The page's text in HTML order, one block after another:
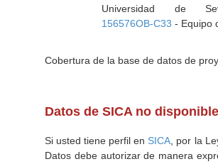
Universidad de
156576OB-C33 - Equipo
Cobertura de la base de datos de
Datos de SICA no
Si usted tiene perfil en SICA , por la
Datos debe autorizar de manera